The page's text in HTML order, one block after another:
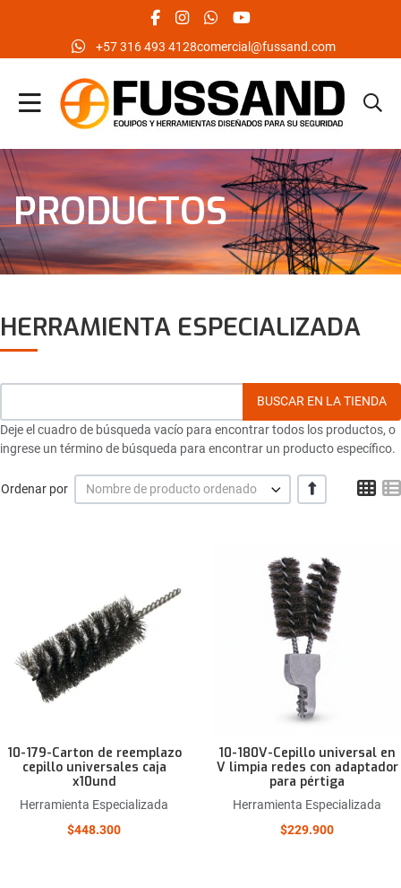
facebook social link
instagram social link
whatsapp social link
youtube social link
‪+57 316 493 4128‬comercial@fussand.com
PRODUCTOS
HERRAMIENTA ESPECIALIZADA
Deje el cuadro de búsqueda vacío para encontrar todos los productos, o
ingrese un término de búsqueda para encontrar un producto específico.
Ordenar por Nombre de producto ordenado +/-
Añadir a la lista de deseos
Comparar este producto
10-179-Carton de reemplazo
cepillo universales caja
x10und
Herramienta Especializada
$448.300
10-180V-Cepillo universal en
V limpia redes con adaptador
para pértiga
Herramienta Especializada
$229.900